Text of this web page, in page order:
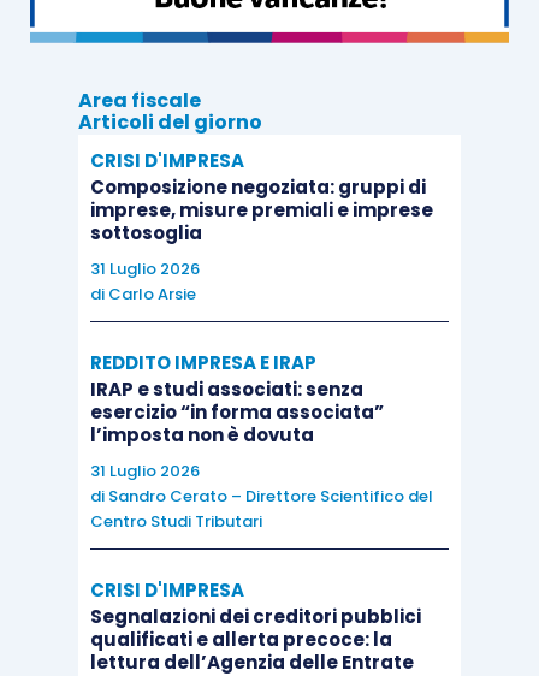
prodotti dagli elementi dell’attivo di cui alla
di intermediazione su valute e delle
commissioni attive percepite sulla
prestazione dei servizi di pagamento sia
superiore al 50 per cento dei proventi
complessivi
dell’elenco di cui all’articolo 113 Tub
Assoholdingabbia precisato che “le
determinazione della base imponibile Irap delle
holding industriali
società che presentano icaratteri
società holding, prescindendo così dal dato
letterale-formale rappresentato dall’iscrizione al
medesimo elenco” (circolare 6/2010, § 6.1 e
relativa nota 16 settembre 2010).
Area fiscale
Articoli del giorno
CRISI D'IMPRESA
Composizione negoziata: gruppi di
imprese, misure premiali e imprese
sottosoglia
31 Luglio 2026
di Carlo Arsie
REDDITO IMPRESA E IRAP
IRAP e studi associati: senza
esercizio “in forma associata”
l’imposta non è dovuta
31 Luglio 2026
di Sandro Cerato – Direttore Scientifico del
Centro Studi Tributari
CRISI D'IMPRESA
Segnalazioni dei creditori pubblici
qualificati e allerta precoce: la
lettura dell’Agenzia delle Entrate